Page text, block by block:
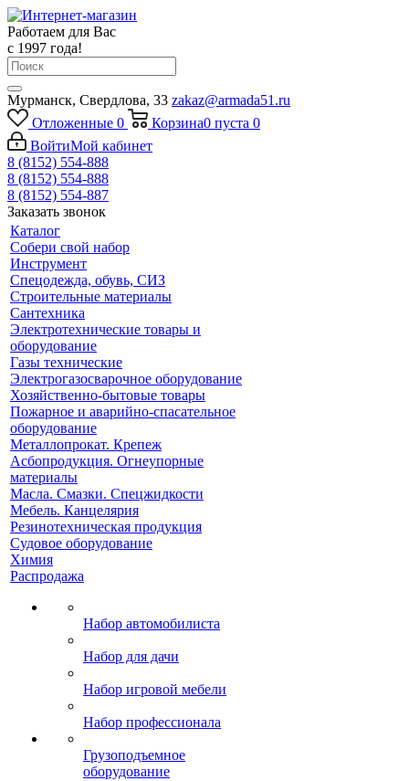
Работаем для Вас
с 1997 года!
Мурманск, Свердлова, 33 zakaz@armada51.ru
Отложенные 0 Корзина0 пуста 0
ВойтиМой кабинет
8 (8152) 554-888
8 (8152) 554-888
8 (8152) 554-887
Заказать звонок
Каталог
Собери свой набор
Инструмент
Спецодежда, обувь, СИЗ
Строительные материалы
Сантехника
Электротехнические товары и
оборудование
Газы технические
Электрогазосварочное оборудование
Хозяйственно-бытовые товары
Пожарное и аварийно-спасательное
оборудование
Металлопрокат. Крепеж
Асбопродукция. Огнеупорные
материалы
Масла. Смазки. Спецжидкости
Мебель. Канцелярия
Резинотехническая продукция
Судовое оборудование
Химия
Распродажа
Набор автомобилиста
Набор для дачи
Набор игровой мебели
Набор профессионала
Грузоподъемное
оборудование